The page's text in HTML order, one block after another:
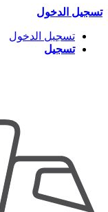
تسجيل الدخول
تسجيل الدخول
تسجيل